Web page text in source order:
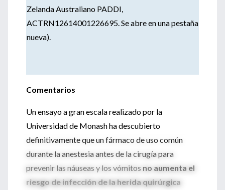
Zelanda Australiano PADDI,
ACTRN12614001226695. Se abre en una pestaña
nueva).
Comentarios
Un ensayo a gran escala realizado por la
Universidad de Monash ha descubierto
definitivamente que un fármaco de uso común
durante la anestesia antes de la cirugía para
prevenir las náuseas y los vómitos no aumenta el
riesgo de infección de la herida quirúrgica